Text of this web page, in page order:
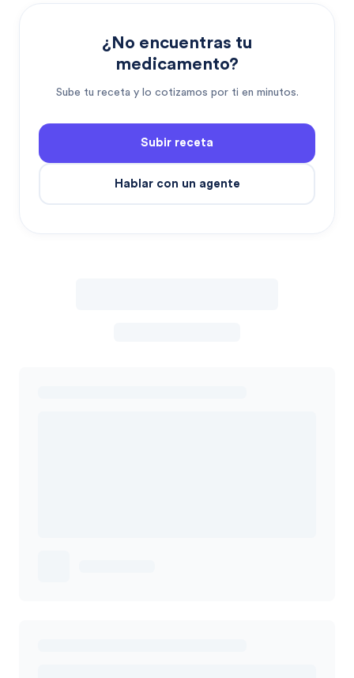
¿No encuentras tu
medicamento?
Sube tu receta y lo cotizamos por ti en minutos.
Subir receta
Hablar con un agente